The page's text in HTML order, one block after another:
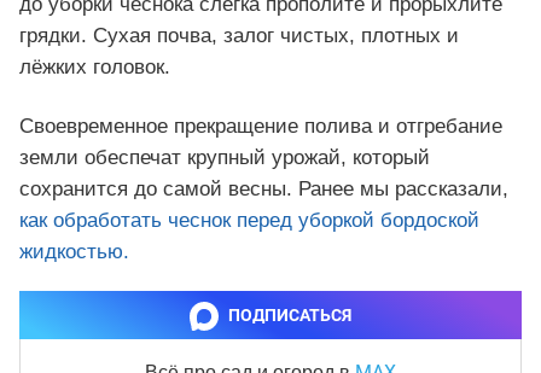
до уборки чеснока слегка прополите и прорыхлите
грядки. Сухая почва, залог чистых, плотных и
лёжких головок.
Своевременное прекращение полива и отгребание
земли обеспечат крупный урожай, который
сохранится до самой весны. Ранее мы рассказали,
как обработать чеснок перед уборкой бордоской
жидкостью.
ПОДПИСАТЬСЯ